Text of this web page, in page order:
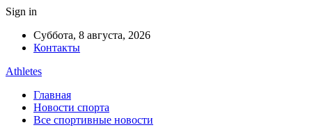
Sign in
Суббота, 8 августа, 2026
Контакты
Athletes
Главная
Новости спорта
Все спортивные новости